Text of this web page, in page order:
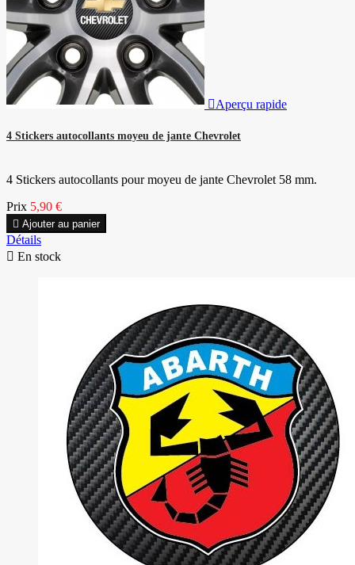
Aperçu rapide
4 Stickers autocollants moyeu de jante Chevrolet
4 Stickers autocollants pour moyeu de jante Chevrolet 58 mm.
Prix 5,90 €
 Ajouter au panier
Détails
 En stock